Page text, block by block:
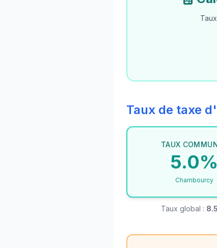
Taux de taxe
TAUX
5.0%
Chambourcy
Taux global :